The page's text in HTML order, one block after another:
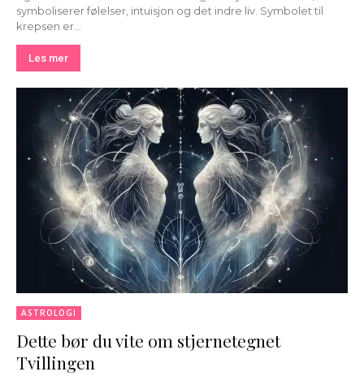
symboliserer følelser, intuisjon og det indre liv. Symbolet til
krepsen er...
Les mer
ASTROLOGI
Dette bør du vite om stjernetegnet
Tvillingen